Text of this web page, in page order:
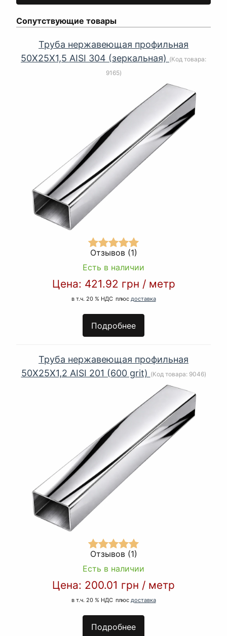
Сопутствующие товары
Труба нержавеющая профильная
50Х25Х1,5 AISI 304 (зеркальная) (Код товара:
9165)
Отзывов (1)
Есть в наличии
Цена: 421.92 грн / метр
в т.ч. 20 % НДС плюс доставка
Подробнее
Труба нержавеющая профильная
50Х25Х1,2 AISI 201 (600 grit) (Код товара: 9046)
Отзывов (1)
Есть в наличии
Цена: 200.01 грн / метр
в т.ч. 20 % НДС плюс доставка
Подробнее